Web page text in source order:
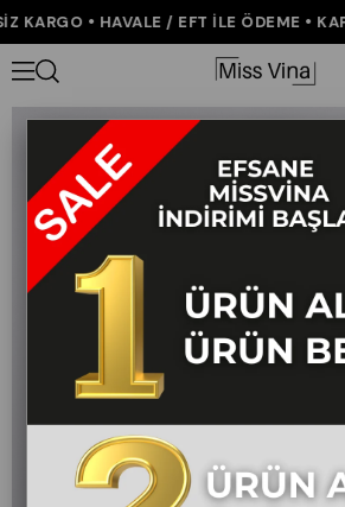
KARGO • HAVALE / EFT İLE ÖDEME •
Anasayfa ÇOK SATANLAR Rosaria Balon